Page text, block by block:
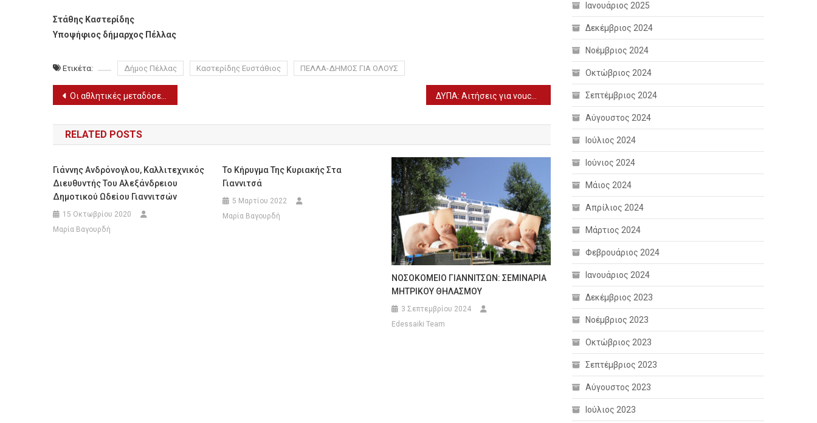
Στάθης Καστερίδης
Υποψήφιος δήμαρχος Πέλλας
Ετικέτα: Δήμος Πέλλας Καστερίδης Ευστάθιος ΠΕΛΛΑ-ΔΗΜΟΣ ΓΙΑ ΟΛΟΥΣ
Πλοήγηση
άρθρων
Οι αθλητικές μεταδόσεις της ημέρας (4/8) ΔΥΠΑ: Aιτήσεις για voucher βιβλίων με 25% αυξημένη αξία μέχρι την Κυριακή (6/8)
RELATED POSTS
Γιάννης Ανδρόνογλου, Καλλιτεχνικός
Διευθυντής Του Αλεξάνδρειου
Δημοτικού Ωδείου Γιαννιτσών
15 Οκτωβρίου 2020
Μαρία Βαγουρδή
Το Κήρυγμα Της Κυριακής Στα
Γιαννιτσά
5 Μαρτίου 2022
Μαρία Βαγουρδή
ΝΟΣΟΚΟΜΕΙΟ ΓΙΑΝΝΙΤΣΩΝ: ΣΕΜΙΝΑΡΙΑ
ΜΗΤΡΙΚΟΥ ΘΗΛΑΣΜΟΥ
3 Σεπτεμβρίου 2024
Edessaiki Team
Ιανουάριος 2025
Δεκέμβριος 2024
Νοέμβριος 2024
Οκτώβριος 2024
Σεπτέμβριος 2024
Αύγουστος 2024
Ιούλιος 2024
Ιούνιος 2024
Μάιος 2024
Απρίλιος 2024
Μάρτιος 2024
Φεβρουάριος 2024
Ιανουάριος 2024
Δεκέμβριος 2023
Νοέμβριος 2023
Οκτώβριος 2023
Σεπτέμβριος 2023
Αύγουστος 2023
Ιούλιος 2023